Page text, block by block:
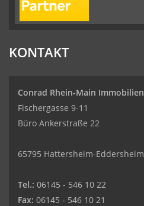
KONTAKT
Conrad Rhein-Main Immobilien
Fischergasse 9-11
Büro Ankerstraße 22
65795 Hattersheim-Eddersheim
Tel.: 06145 - 546 10 22
Fax: 06145 - 546 10 21